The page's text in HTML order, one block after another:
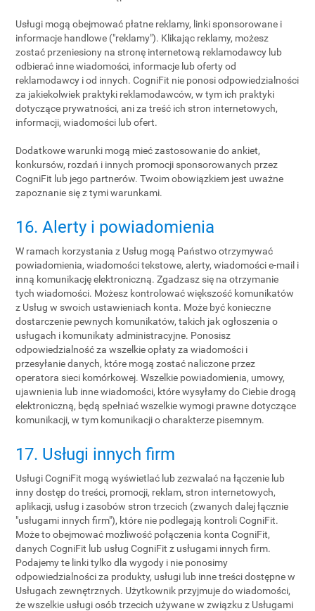
Usługi mogą obejmować płatne reklamy, linki sponsorowane i
informacje handlowe ("reklamy"). Klikając reklamy, możesz
zostać przeniesiony na stronę internetową reklamodawcy lub
odbierać inne wiadomości, informacje lub oferty od
reklamodawcy i od innych. CogniFit nie ponosi odpowiedzialności
za jakiekolwiek praktyki reklamodawców, w tym ich praktyki
dotyczące prywatności, ani za treść ich stron internetowych,
informacji, wiadomości lub ofert.
Dodatkowe warunki mogą mieć zastosowanie do ankiet,
konkursów, rozdań i innych promocji sponsorowanych przez
CogniFit lub jego partnerów. Twoim obowiązkiem jest uważne
zapoznanie się z tymi warunkami.
16. Alerty i powiadomienia
W ramach korzystania z Usług mogą Państwo otrzymywać
powiadomienia, wiadomości tekstowe, alerty, wiadomości e-mail i
inną komunikację elektroniczną. Zgadzasz się na otrzymanie
tych wiadomości. Możesz kontrolować większość komunikatów
z Usług w swoich ustawieniach konta. Może być konieczne
dostarczenie pewnych komunikatów, takich jak ogłoszenia o
usługach i komunikaty administracyjne. Ponosisz
odpowiedzialność za wszelkie opłaty za wiadomości i
przesyłanie danych, które mogą zostać naliczone przez
operatora sieci komórkowej. Wszelkie powiadomienia, umowy,
ujawnienia lub inne wiadomości, które wysyłamy do Ciebie drogą
elektroniczną, będą spełniać wszelkie wymogi prawne dotyczące
komunikacji, w tym komunikacji o charakterze pisemnym.
17. Usługi innych firm
Usługi CogniFit mogą wyświetlać lub zezwalać na łączenie lub
inny dostęp do treści, promocji, reklam, stron internetowych,
aplikacji, usług i zasobów stron trzecich (zwanych dalej łącznie
"usługami innych firm"), które nie podlegają kontroli CogniFit.
Może to obejmować możliwość połączenia konta CogniFit,
danych CogniFit lub usług CogniFit z usługami innych firm.
Podajemy te linki tylko dla wygody i nie ponosimy
odpowiedzialności za produkty, usługi lub inne treści dostępne w
Usługach zewnętrznych. Użytkownik przyjmuje do wiadomości,
że wszelkie usługi osób trzecich używane w związku z Usługami